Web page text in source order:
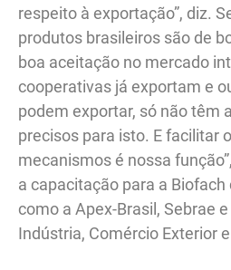
respeito à exportação”, diz.
produtos brasileiros são de
boa aceitação no mercado
cooperativas já exportam e
podem exportar, só não têm
precisos para isto. E facilitar
mecanismos é nossa
a capacitação para a
como a Apex-Brasil, Sebrae
Indústria, Comércio Exterior